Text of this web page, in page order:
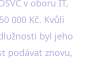
v oboru IT,
000 Kč. Kvůli
byl jeho
podávat znovu,